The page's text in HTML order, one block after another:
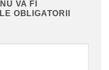
VA FI
OBLIGATORII